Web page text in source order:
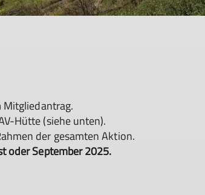
Hütte (siehe unten).
der gesamten Aktion.
oder September 2025.